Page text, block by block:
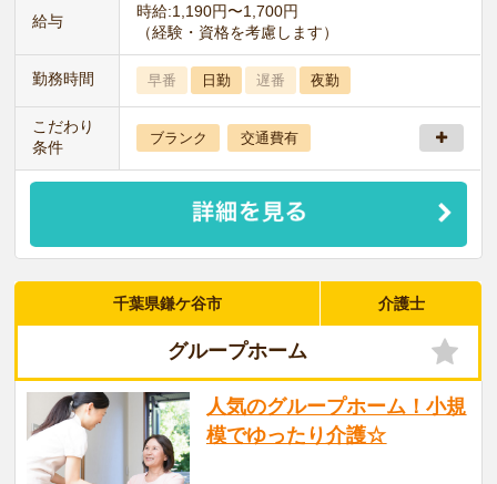
給与
時給:1,190円〜1,700円
（経験・資格を考慮します）
勤務時間 早番 日勤 遅番 夜勤
こだわり
条件
ブランク 交通費有
千葉県鎌ケ谷市 介護士
グループホーム
人気のグループホーム！小規
模でゆったり介護☆